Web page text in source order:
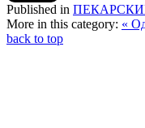
Published in
More in this category: «
back to top